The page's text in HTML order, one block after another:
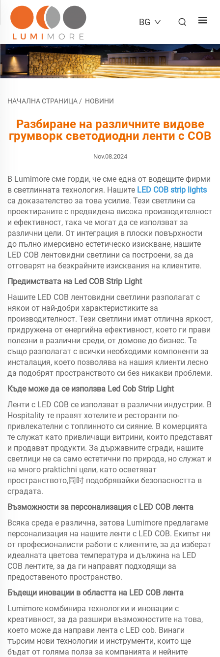
BG
НАЧАЛНА СТРАНИЦА / НОВИНИ
Разбиране на различните видове
грумворк светодиодни ленти с COB
Nov.08.2024
В Lumimore сме горди, че сме една от водещите фирми
в светлинната технология. Нашите LED COB strip lights
са доказателство за това усилие. Тези светлини са
проектираните с предвидена висока производителност
и ефективност, така че могат да се използват за
различни цели. От интеграция в плоски повърхности
до пълно имерсивно естетическо изискване, нашите
LED COB лентовидни светлини са построени, за да
отговарят на безкрайните изисквания на клиентите.
Предимствата на Led COB Strip Light
Нашите LED COB лентовидни светлини разполагат с
някои от най-добри характеристиките за
производителност. Тези светлини имат отлична яркост,
придружена от енергийна ефективност, което ги прави
полезни в различни среди, от домове до бизнес. Те
също разполагат с всички необходими компоненти за
инсталация, което позволява на нашия клиенти лесно
да подобрят пространството си без никакви проблеми.
Къде може да се използва Led Cob Strip Light
Ленти с LED COB се използват в различни индустрии. В
Hospitality те правят хотелите и ресторанти по-
привлекателни с топлинното си сияние. В комерцията
те служат като привличащи витрини, които представят
и продават продукти. За държавните сгради, нашите
светлици не са само естетични по природа, но служат и
на много praktichni цели, като осветяват
пространството,同时 подобрявайки безопасността в
сградата.
Възможности за персонализация с LED COB лента
Всяка среда е различна, затова Lumimore предлагаме
персонализация на нашите ленти с LED COB. Екипът ни
от професионалисти работи с клиентите, за да изберат
идеалната цветова температура и дължина на LED
COB лентите, за да ги направят подходящи за
предоставеното пространство.
Бъдещи иновации в областта на LED COB лента
Lumimore комбинира технологии и иновации с
креативност, за да разшири възможностите на това,
което може да направи лента с LED cob. Винаги
търсим нови технологии и инструменти, които ще
бъдат от голяма полза за компанията и нейните